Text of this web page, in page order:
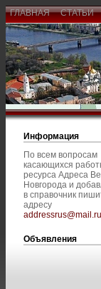
ГЛАВНАЯ СТАТЬИ
Информация
По всем вопросам
касающихся
ресурса Адреса
Новгорода и
в справочник
адресу
addressrus@mail.ru
Объявления